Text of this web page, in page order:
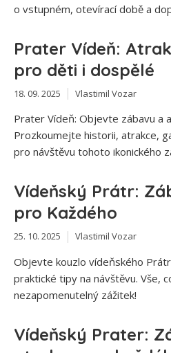
o vstupném, otevírací době a
Prater Vídeň:
pro děti i dospělé
18. 09. 2025 Vlastimil Vozar
Prater Vídeň: Objevte zábavu a
Prozkoumejte historii, atrakce,
pro návštěvu tohoto ikonického
Vídeňský Prátr:
pro Každého
25. 10. 2025 Vlastimil Vozar
Objevte kouzlo vídeňského
praktické tipy na návštěvu. Vše,
nezapomenutelný zážitek!
Vídeňský Prater: